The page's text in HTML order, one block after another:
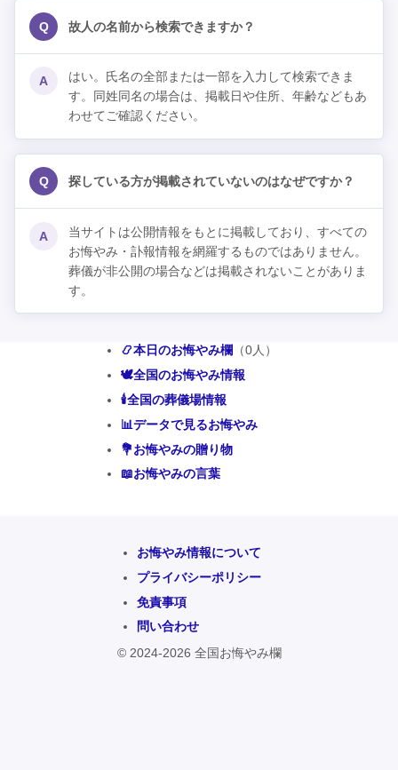
Q 故人の名前から検索できますか？
A
はい。氏名の全部または一部を入力して検索できま
す。同姓同名の場合は、掲載日や住所、年齢などもあ
わせてご確認ください。
Q 探している方が掲載されていないのはなぜですか？
A
当サイトは公開情報をもとに掲載しており、すべての
お悔やみ・訃報情報を網羅するものではありません。
葬儀が非公開の場合などは掲載されないことがありま
す。
📿本日のお悔やみ欄 （0人）
🕊️全国のお悔やみ情報
🕯️全国の葬儀場情報
📊データで見るお悔やみ
💐お悔やみの贈り物
📖お悔やみの言葉
お悔やみ情報について
プライバシーポリシー
免責事項
問い合わせ
© 2024-2026 全国お悔やみ欄